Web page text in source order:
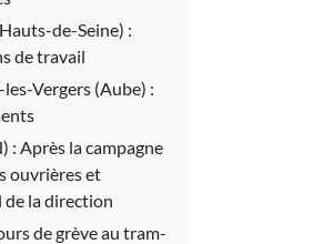
de-Seine) :
de travail
Vergers (Aube) :
: Après la campagne
ouvrières et
de la direction
de grève au tram-